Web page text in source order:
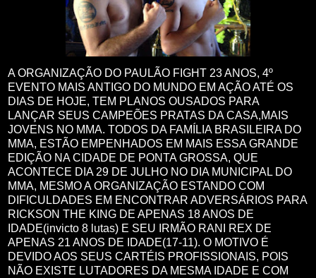
A ORGANIZAÇÃO DO PAULÃO FIGHT 23 ANOS, 4º
EVENTO MAIS ANTIGO DO MUNDO EM AÇÃO ATÉ OS
DIAS DE HOJE, TEM PLANOS OUSADOS PARA
LANÇAR SEUS CAMPEÕES PRATAS DA CASA,MAIS
JOVENS NO MMA. TODOS DA FAMÍLIA BRASILEIRA DO
MMA, ESTÃO EMPENHADOS EM MAIS ESSA GRANDE
EDIÇÃO NA CIDADE DE PONTA GROSSA, QUE
ACONTECE DIA 29 DE JULHO NO DIA MUNICIPAL DO
MMA, MESMO A ORGANIZAÇÃO ESTANDO COM
DIFICULDADES EM ENCONTRAR ADVERSÁRIOS PARA
RICKSON THE KING DE APENAS 18 ANOS DE
IDADE(invicto 8 lutas) E SEU IRMÃO RANI REX DE
APENAS 21 ANOS DE IDADE(17-11). O MOTIVO É
DEVIDO AOS SEUS CARTÉIS PROFISSIONAIS, POIS
NÃO EXISTE LUTADORES DA MESMA IDADE E COM